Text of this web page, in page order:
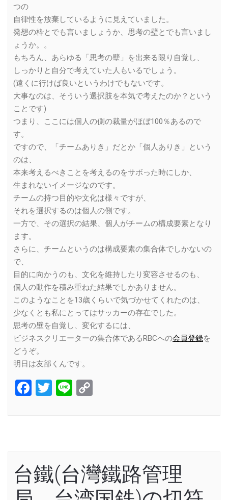
つの
自律性を放棄しているように見えていました。
発想の枠とでも言いましょうか、思考の壁とでも言いまし
ょうか。。
もちろん、あらゆる「思考の壁」を出来る限り自覚し、
しっかりと自分で考えていた人もいるでしょう。
(遠くに行けば良いというわけでもないです。
大事なのは、そういう選択肢を本気で考えたのか？という
ことです)
つまり、ここには個人の側の裁量がほぼ100％あるので
す。
ですので、「チームありき」だとか「個人ありき」という
のは、
本来考えるべきことを考えるのをサボった時にしか、
生まれないイメージなのです。
チームの持つ目的や文化は様々ですが、
それを選択するのは個人の側です。
一方で、その選択の結果、個人がチームの構成要素となり
ます。
さらに、チームというのは構成要素の集合体でしかないの
で、
目的に向かうのも、文化を維持したり変容させるのも、
個人の動作を積み重ねた結果でしかありません。
このようなことを13歳くらいで気づかせてくれたのは、
少なくとも私にとってはサッカーの存在でした。
思考の壁を自覚し、変化するには、
ビジネスクリエーターの集合体であるRBCへの会員登録を
どうぞ。
明日は友部くんです。
Facebook
Twitter
Line
台鐵(台灣鐵路管理